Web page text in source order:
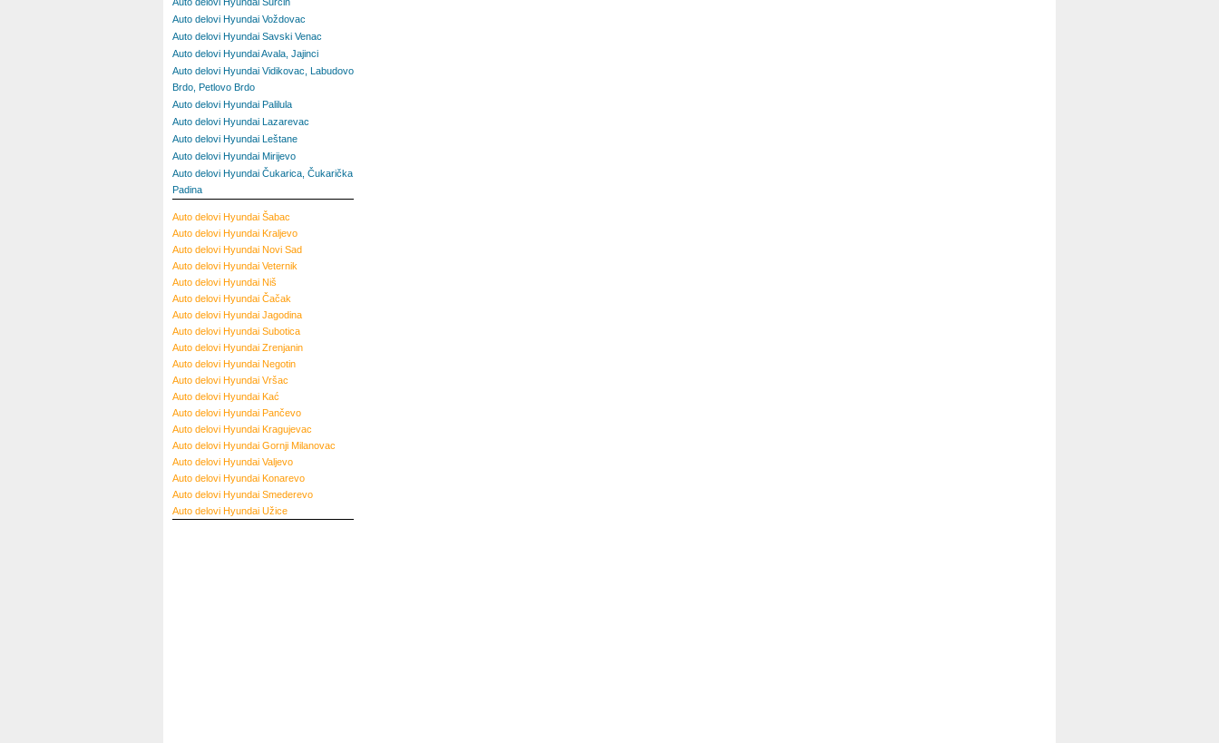
Auto delovi Hyundai Voždovac
Auto delovi Hyundai Savski Venac
Auto delovi Hyundai Avala, Jajinci
Auto delovi Hyundai Vidikovac, Labudovo
Brdo, Petlovo Brdo
Auto delovi Hyundai Palilula
Auto delovi Hyundai Lazarevac
Auto delovi Hyundai Leštane
Auto delovi Hyundai Mirijevo
Auto delovi Hyundai Čukarica, Čukarička
Padina
Auto delovi Hyundai Šabac
Auto delovi Hyundai Kraljevo
Auto delovi Hyundai Novi Sad
Auto delovi Hyundai Veternik
Auto delovi Hyundai Niš
Auto delovi Hyundai Čačak
Auto delovi Hyundai Jagodina
Auto delovi Hyundai Subotica
Auto delovi Hyundai Zrenjanin
Auto delovi Hyundai Negotin
Auto delovi Hyundai Vršac
Auto delovi Hyundai Kać
Auto delovi Hyundai Pančevo
Auto delovi Hyundai Kragujevac
Auto delovi Hyundai Gornji Milanovac
Auto delovi Hyundai Valjevo
Auto delovi Hyundai Konarevo
Auto delovi Hyundai Smederevo
Auto delovi Hyundai Užice